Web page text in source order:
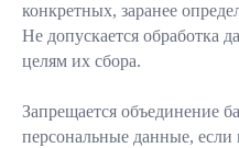
конкретных, заранее
Не допускается обработка
целям их сбора.
Запрещается объединение
персональные данные, если